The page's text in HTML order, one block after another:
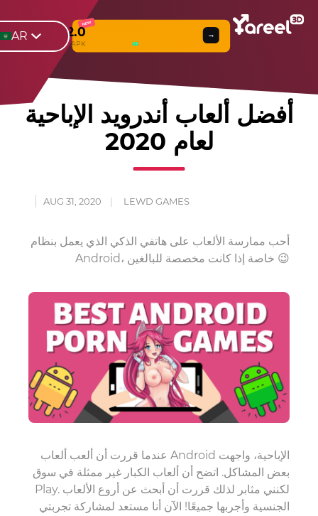
NEW
Yareel 2.0
& APK
→
AR
أفضل ألعاب أندرويد الإباحية
لعام 2020
AUG 31, 2020 LEWD GAMES
أحب ممارسة الألعاب على هاتفي الذكي الذي يعمل بنظام
Android، خاصة إذا كانت مخصصة للبالغين 😉
عندما قررت أن ألعب ألعاب Android الإباحية، واجهت
بعض المشاكل. اتضح أن ألعاب الكبار غير ممثلة في سوق
Play. لكنني مثابر لذلك قررت أن أبحث عن أروع الألعاب
الجنسية وأجربها جميعًا! الآن أنا مستعد لمشاركة تجربتي